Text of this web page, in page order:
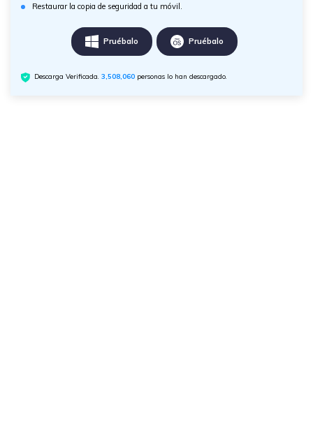
Restaurar la copia de seguridad a tu móvil.
Pruébalo Pruébalo
Descarga Verificada.3,508,061 personas lo han descargado.